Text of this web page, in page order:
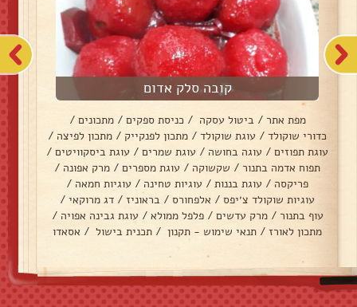
קובה סלק אדום
מפת אתר / ביטול עסקה / כניסת ספקים / מתכונים /
כדורי שוקולד / עוגת שוקולד / מתכון לפנקייק / מתכון לפיצה /
עוגת תפוזים / עוגה בחושה / עוגת שמרים / עוגת ביסקוויטים /
תפוח אדמה בתנור / שקשוקה / עוגת מספרים / מרק אפונה /
פריקסה / עוגת בננות / עוגיות טחינה / עוגיות חמאה /
עוגיות שוקולד צ׳יפס / אלפחורס / בראוניז / דג מרוקאי /
עוף בתנור / מרק עדשים / פלפל ממולא / עוגת גבינה אפויה /
מתכון לאורז / תנאי שימוש - תקנון / תכנית בישול / אסאדו